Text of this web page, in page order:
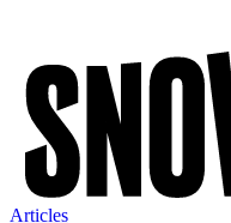
Articles